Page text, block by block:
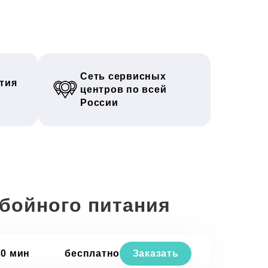
Сеть сервисных
центров по всей
России
питания
мин бесплатно Заказать